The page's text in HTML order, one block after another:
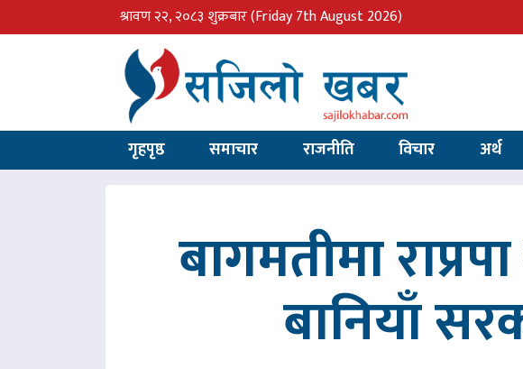
श्रावण २२, २०८३ शुक्रबार(Friday 7th August 2026)
गृहपृष्ठ समाचार राजनीति विचार अर्थ
बागमतीमा
बानियाँ